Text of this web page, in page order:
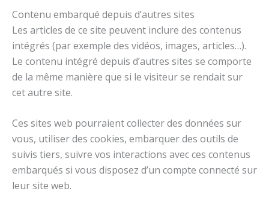
Contenu embarqué depuis d’autres sites
Les articles de ce site peuvent inclure des contenus
intégrés (par exemple des vidéos, images, articles…).
Le contenu intégré depuis d’autres sites se comporte
de la même manière que si le visiteur se rendait sur
cet autre site.
Ces sites web pourraient collecter des données sur
vous, utiliser des cookies, embarquer des outils de
suivis tiers, suivre vos interactions avec ces contenus
embarqués si vous disposez d’un compte connecté sur
leur site web.